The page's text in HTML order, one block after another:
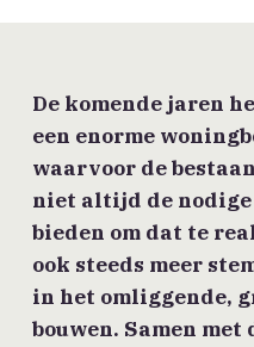
De komende jaren
een enorme
waarvoor de
niet altijd de
bieden om dat te
ook steeds meer
in het omliggende,
bouwen. Samen